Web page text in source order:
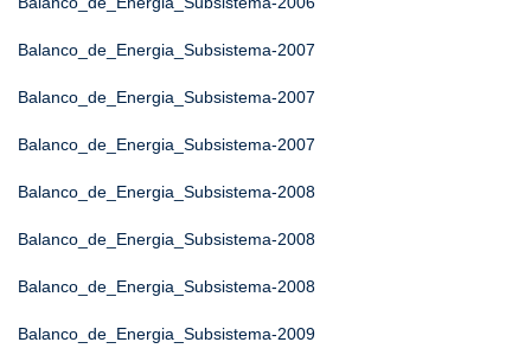
Balanco_de_Energia_Subsistema-2007
Balanco_de_Energia_Subsistema-2007
Balanco_de_Energia_Subsistema-2007
Balanco_de_Energia_Subsistema-2008
Balanco_de_Energia_Subsistema-2008
Balanco_de_Energia_Subsistema-2008
Balanco_de_Energia_Subsistema-2009